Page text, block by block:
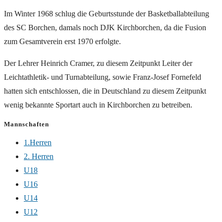
Im Winter 1968 schlug die Geburtsstunde der Basketballabteilung
des SC Borchen, damals noch DJK Kirchborchen, da die Fusion
zum Gesamtverein erst 1970 erfolgte.
Der Lehrer Heinrich Cramer, zu diesem Zeitpunkt Leiter der
Leichtathletik- und Turnabteilung, sowie Franz-Josef Fornefeld
hatten sich entschlossen, die in Deutschland zu diesem Zeitpunkt
wenig bekannte Sportart auch in Kirchborchen zu betreiben.
Mannschaften
1.Herren
2. Herren
U18
U16
U14
U12